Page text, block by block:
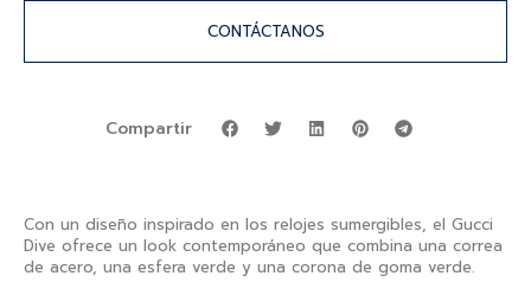
CONTÁCTANOS
Compartir
Con un diseño inspirado en los relojes sumergibles, el Gucci
Dive ofrece un look contemporáneo que combina una correa
de acero, una esfera verde y una corona de goma verde.